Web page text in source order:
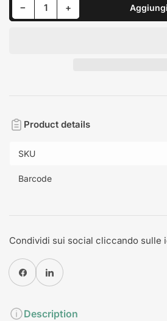
−Riduci quantità per Maniglia Esterna Posteriore Sinistra + Supporto Audi Q5 2009 8T0837885A
Quantità +Aumenta quantità per Maniglia Esterna Posteriore Sinistra + Supporto Audi Q5 2009 8T0837885A
Product details
SKU
Barcode
Condividi sui social cliccando sulle
Condividi su FacebookCondividi su Pinterest
Description